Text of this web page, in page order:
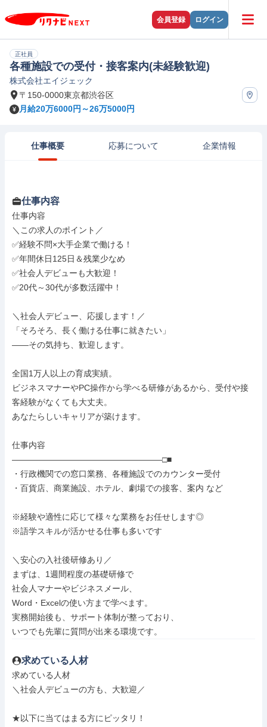
会員登録 ログイン
正社員
各種施設での受付・接客案内(未経験歓迎)
株式会社エイジェック
〒150-0000東京都渋谷区
月給20万6000円～26万5000円
仕事概要 応募について 企業情報
仕事内容
仕事内容
＼この求人のポイント／
✅経験不問×大手企業で働ける！
✅年間休日125日＆残業少なめ
✅社会人デビューも大歓迎！
✅20代～30代が多数活躍中！
＼社会人デビュー、応援します！／
「そろそろ、長く働ける仕事に就きたい」
——その気持ち、歓迎します。
全国1万人以上の育成実績。
ビジネスマナーやPC操作から学べる研修があるから、受付や接
客経験がなくても大丈夫。
あなたらしいキャリアが築けます。
仕事内容
――――――――――――――――――□■
・行政機関での窓口業務、各種施設でのカウンター受付
・百貨店、商業施設、ホテル、劇場での接客、案内 など
※経験や適性に応じて様々な業務をお任せします◎
※語学スキルが活かせる仕事も多いです
＼安心の入社後研修あり／
まずは、1週間程度の基礎研修で
社会人マナーやビジネスメール、
Word・Excelの使い方まで学べます。
実務開始後も、サポート体制が整っており、
いつでも先輩に質問が出来る環境です。
求めている人材
求めている人材
＼社会人デビューの方も、大歓迎／
★以下に当てはまる方にピッタリ！